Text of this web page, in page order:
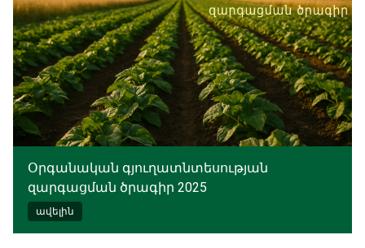
Օրգանական գյուղատնտեսության
զարգացման ծրագիր 2025
ավելին